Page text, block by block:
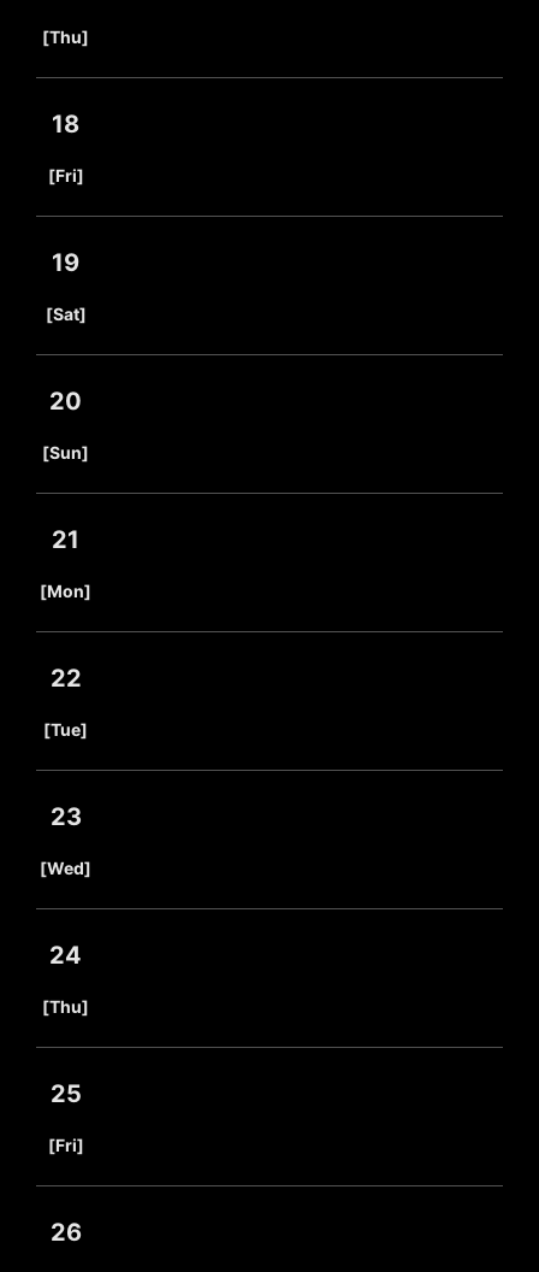
[Thu]
18
[Fri]
19
[Sat]
20
[Sun]
21
[Mon]
22
[Tue]
23
[Wed]
24
[Thu]
25
[Fri]
26